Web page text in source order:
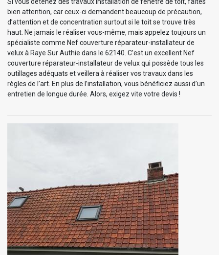
bien attention, car ceux-ci demandent beaucoup de précaution,
d’attention et de concentration surtout si le toit se trouve très
haut. Ne jamais le réaliser vous-même, mais appelez toujours un
spécialiste comme Nef couverture réparateur-installateur de
velux à Raye Sur Authie dans le 62140. C’est un excellent Nef
couverture réparateur-installateur de velux qui possède tous les
outillages adéquats et veillera à réaliser vos travaux dans les
règles de l’art. En plus de l’installation, vous bénéficiez aussi d’un
entretien de longue durée. Alors, exigez vite votre devis !